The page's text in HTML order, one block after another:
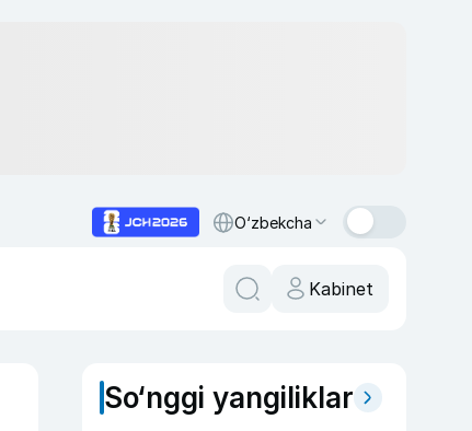
O‘zbekcha
Kabinet
So‘nggi yangiliklar